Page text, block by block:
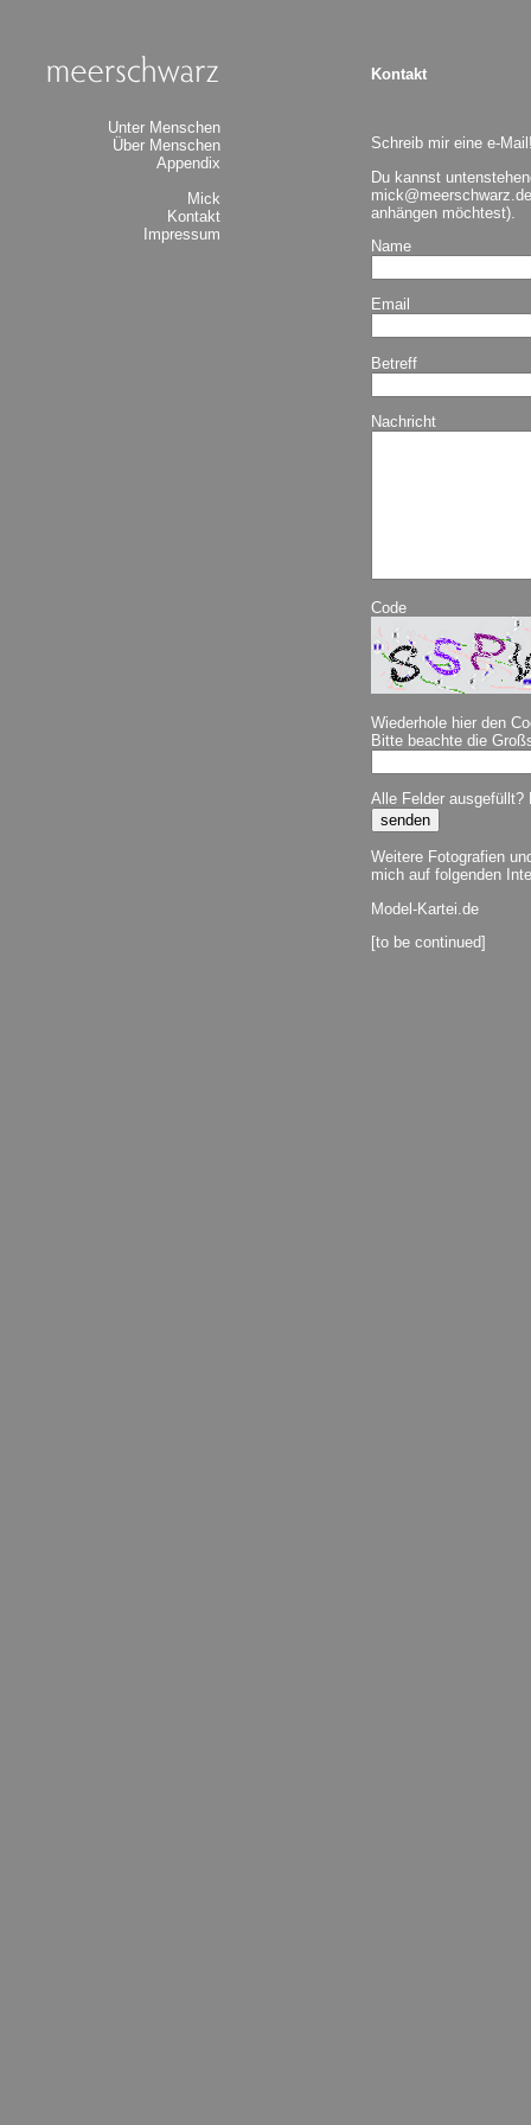
Unter Menschen
Über Menschen
Appendix
Mick
Kontakt
Impressum
Kontakt
Schreib mir eine e-
Du kannst
mick@meerschwarz.de
anhängen möchtest).
Name
Email
Betreff
Nachricht
Code
Wiederhole hier den
Bitte beachte die
Alle Felder ausgefüllt?
Weitere Fotografien
mich auf folgenden
Model-Kartei.de
[to be continued]